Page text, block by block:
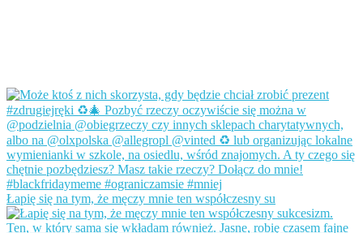
Łapię się na tym, że męczy mnie ten współczesny su